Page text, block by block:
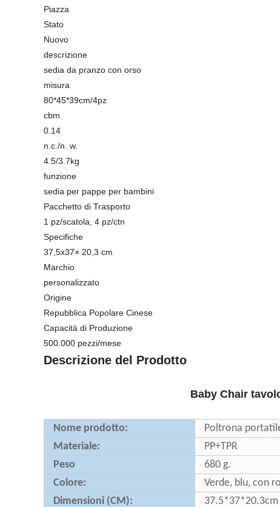
Piazza
Stato
Nuovo
descrizione
sedia da pranzo con orso
misura
80*45*39cm/4pz
cbm
0.14
n.c./n. w.
4.5/3.7kg
funzione
sedia per pappe per bambini
Pacchetto di Trasporto
1 pz/scatola, 4 pz/ctn
Specifiche
37,5x37× 20,3 cm
Marchio
personalizzato
Origine
Repubblica Popolare Cinese
Capacità di Produzione
500.000 pezzi/mese
Descrizione del Prodotto
Baby Chair
Nome prodotto:
Poltrona
Materiale:
PP+TPR
Peso
680 g.
Colore:
Verde, blu, con
Dimensioni (CM):
37.5*37*20.3cm